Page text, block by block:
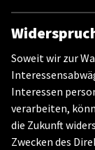
Soweit wir zur
Interessen
verarbeiten,
die Zukunft
Zwecken des